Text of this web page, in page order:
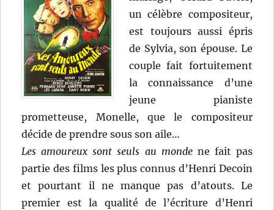
un célèbre compositeur,
est toujours aussi épris
de Sylvia, son épouse. Le
couple fait fortuitement
la connaissance d’une
jeune pianiste
prometteuse, Monelle, que le compositeur
décide de prendre sous son aile…
Les amoureux sont seuls au mondene fait pas
partie des films les plus connus d’Henri Decoin
et pourtant il ne manque pas d’atouts. Le
premier est la qualité de l’écriture d’Henri